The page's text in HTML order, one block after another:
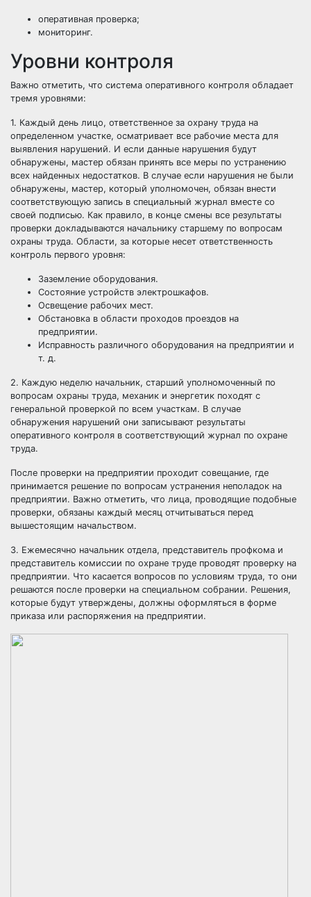
оперативная проверка;
мониторинг.
Уровни контроля
Важно отметить, что система оперативного контроля обладает
тремя уровнями:
1. Каждый день лицо, ответственное за охрану труда на
определенном участке, осматривает все рабочие места для
выявления нарушений. И если данные нарушения будут
обнаружены, мастер обязан принять все меры по устранению
всех найденных недостатков. В случае если нарушения не были
обнаружены, мастер, который уполномочен, обязан внести
соответствующую запись в специальный журнал вместе со
своей подписью. Как правило, в конце смены все результаты
проверки докладываются начальнику старшему по вопросам
охраны труда. Области, за которые несет ответственность
контроль первого уровня:
Заземление оборудования.
Состояние устройств электрошкафов.
Освещение рабочих мест.
Обстановка в области проходов проездов на
предприятии.
Исправность различного оборудования на предприятии и
т. д.
2. Каждую неделю начальник, старший уполномоченный по
вопросам охраны труда, механик и энергетик походят с
генеральной проверкой по всем участкам. В случае
обнаружения нарушений они записывают результаты
оперативного контроля в соответствующий журнал по охране
труда.
После проверки на предприятии проходит совещание, где
принимается решение по вопросам устранения неполадок на
предприятии. Важно отметить, что лица, проводящие подобные
проверки, обязаны каждый месяц отчитываться перед
вышестоящим начальством.
3. Ежемесячно начальник отдела, представитель профкома и
представитель комиссии по охране труде проводят проверку на
предприятии. Что касается вопросов по условиям труда, то они
решаются после проверки на специальном собрании. Решения,
которые будут утверждены, должны оформляться в форме
приказа или распоряжения на предприятии.